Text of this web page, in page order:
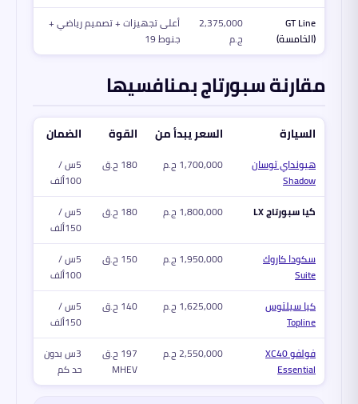
GT Line
(الخامسة)
2,375,000
ج.م
أعلى تجهيزات + تصميم رياضي +
جنوط 19
مقارنة سبورتاج بمنافسيها
السيارة السعر يبدأ من القوة الضمان
هيونداي توسان
Shadow
1,700,000 ج.م 180 ح.ق
5س /
100ألف
كيا سبورتاج LX
1,800,000 ج.م 180 ح.ق
5س /
150ألف
سكودا كاروك
Suite
1,950,000 ج.م 150 ح.ق
5س /
100ألف
كيا سيلتوس
Topline
1,625,000 ج.م 140 ح.ق
5س /
150ألف
فولفو XC40
Essential
2,550,000 ج.م
197 ح.ق
MHEV
3س بدون
حد كم